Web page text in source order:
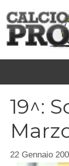
contenuto
19^:
22 Gennaio